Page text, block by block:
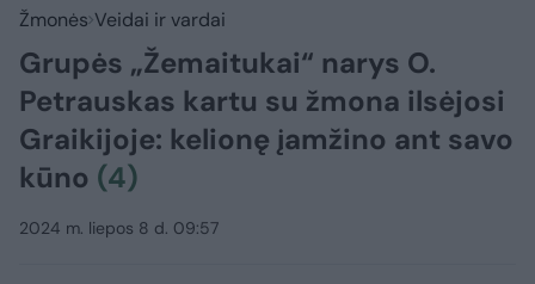
Žmonės Veidai ir vardai
Grupės „Žemaitukai“ narys O.
Petrauskas kartu su žmona ilsėjosi
Graikijoje: kelionę įamžino ant savo
kūno (4)
2024 m. liepos 8 d. 09:57